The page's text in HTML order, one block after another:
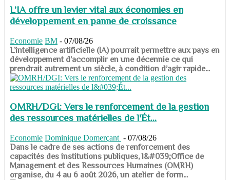
L’IA offre un levier vital aux économies en
développement en panne de croissance
Economie BM - 07/08/26
​​​​​​​L’intelligence artificielle (IA) pourrait permettre aux pays en
développement d’accomplir en une décennie ce qui
prendrait autrement un siècle, à condition d’agir rapide...
OMRH/DGI: Vers le renforcement de la gestion
des ressources matérielles de l'Ét...
Economie Dominique Domerçant - 07/08/26
Dans le cadre de ses actions de renforcement des
capacités des institutions publiques, l&#039;Office de
Management et des Ressources Humaines (OMRH)
organise, du 4 au 6 août 2026, un atelier de form...